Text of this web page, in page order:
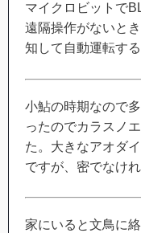
マイクロビットで
遠隔操作がないと
知して自動運転す
小鮎の時期なので
ったのでカラスノ
た。大きなアオダ
ですが、密でなけ
家にいると文鳥に絡